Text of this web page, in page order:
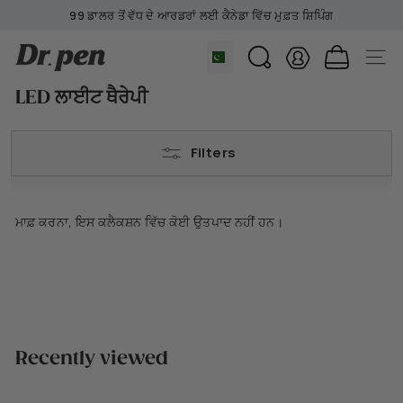
ਰੋਕੋ
99 ਡਾਲਰ ਤੋਂ ਵੱਧ ਦੇ ਆਰਡਰਾਂ ਲਈ ਕੈਨੇਡਾ ਵਿੱਚ ਮੁਫ਼ਤ ਸ਼ਿਪਿੰਗ
D
P
n
ਖੋਜ ਸਾਈਟ
LED ਲਾਈਟ ਥੈਰੇਪੀ
Filters
ਮਾਫ਼ ਕਰਨਾ, ਇਸ ਕਲੈਕਸ਼ਨ ਵਿੱਚ ਕੋਈ ਉਤਪਾਦ ਨਹੀਂ ਹਨ।
Recently viewed